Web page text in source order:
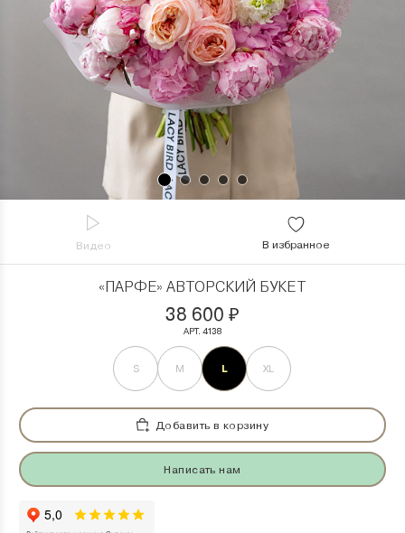
Видео В избранное
«ПАРФЕ» АВТОРСКИЙ БУКЕТ
38 600 ₽
АРТ. 4138
S M L XL
Добавить в корзину
Написать нам